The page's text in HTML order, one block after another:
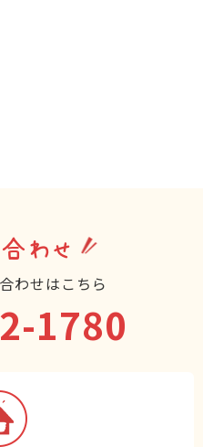
わせ
わせはこちら
1780